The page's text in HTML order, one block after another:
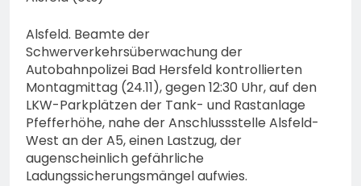
Alsfeld. Beamte der
Schwerverkehrsüberwachung der
Autobahnpolizei Bad Hersfeld kontrollierten
Montagmittag (24.11), gegen 12:30 Uhr, auf den
LKW-Parkplätzen der Tank- und Rastanlage
Pfefferhöhe, nahe der Anschlussstelle Alsfeld-
West an der A5, einen Lastzug, der
augenscheinlich gefährliche
Ladungssicherungsmängel aufwies.